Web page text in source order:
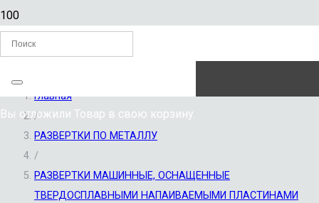
ЗАКАЗАТЬ ЗВОНОК
Вы отложили Товар в свою корзину.
Главная
/
РАЗВЕРТКИ ПО МЕТАЛЛУ
/
РАЗВЕРТКИ МАШИННЫЕ, ОСНАЩЕННЫЕ
ТВЕРДОСПЛАВНЫМИ НАПАИВАЕМЫМИ ПЛАСТИНАМИ